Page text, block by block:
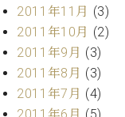
2011年11月 (3)
2011年10月 (2)
2011年9月 (3)
2011年8月 (3)
2011年7月 (4)